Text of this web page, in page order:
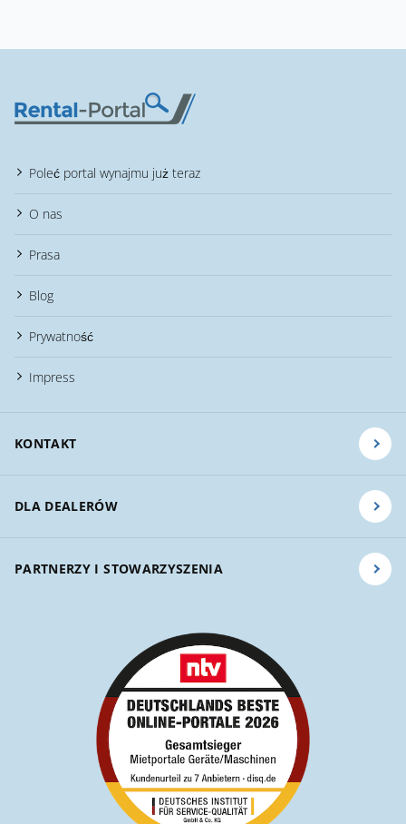
Poleć portal wynajmu już teraz
O nas
Prasa
Blog
Prywatność
Impress
KONTAKT
DLA DEALERÓW
PARTNERZY I STOWARZYSZENIA